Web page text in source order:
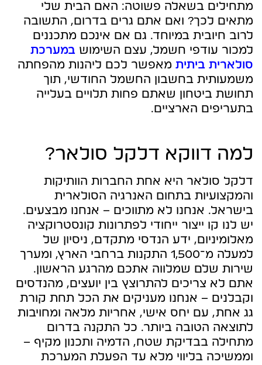
מתחילים בשאלה פשוטה: האם הבית שלי
מתאים לכך? ואם אתם גרים בדרום, התשובה
לרוב חיובית במיוחד. גם אם אינכם מתכננים
למכור עודפי חשמל, עצם השימוש במערכת
סולארית ביתית מאפשר לכם ליהנות מהפחתה
משמעותית בחשבון החשמל החודשי, תוך
תחושת ביטחון שאתם פחות תלויים בעלייה
בתעריפים הארציים.
למה דווקא דלקל סולאר?
דלקל סולאר היא אחת החברות הוותיקות
והמקצועיות בתחום האנרגיה הסולארית
בישראל. אנחנו לא מתווכים – אנחנו מבצעים.
יש לנו קו ייצור ייחודי לפתרונות קונסטרוקציה
מאלומיניום, ידע הנדסי מתקדם, ניסיון של
למעלה מ־1,500 התקנות ברחבי הארץ, ומערך
שירות שלם שמלווה אתכם מהרגע הראשון.
אתם לא צריכים להתרוצץ בין יועצים, מהנדסים
וקבלנים – אנחנו מעניקים את הכל תחת קורת
גג אחת, עם יחס אישי, אחריות מלאה ומחויבות
לתוצאה הטובה ביותר. כל התקנה בדרום
מתחילה בבדיקת שטח, הדמיה ותכנון מקיף –
וממשיכה בליווי מלא עד הפעלת המערכת